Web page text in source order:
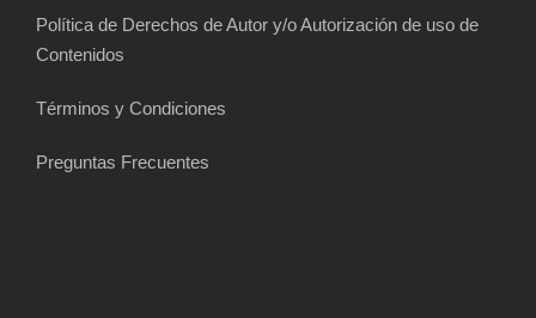
Política de Derechos de Autor y/o Autorización de uso de
Contenidos
Términos y Condiciones
Preguntas Frecuentes